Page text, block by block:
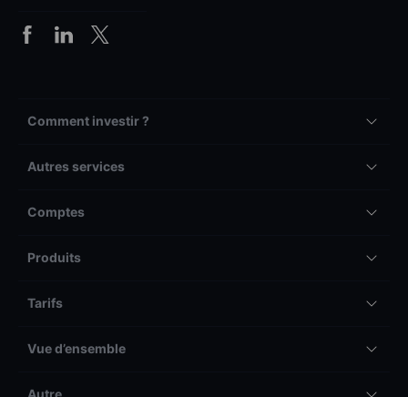
Comment investir ?
Autres services
Comptes
Produits
Tarifs
Vue d’ensemble